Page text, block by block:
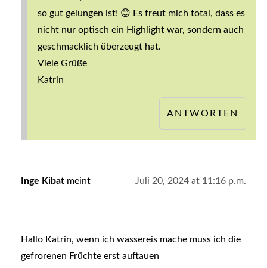
so gut gelungen ist! 😊 Es freut mich total, dass es
nicht nur optisch ein Highlight war, sondern auch
geschmacklich überzeugt hat.
Viele Grüße
Katrin
ANTWORTEN
Inge Kibat meint Juli 20, 2024 at 11:16 p.m.
Hallo Katrin, wenn ich wassereis mache muss ich die
gefrorenen Früchte erst auftauen